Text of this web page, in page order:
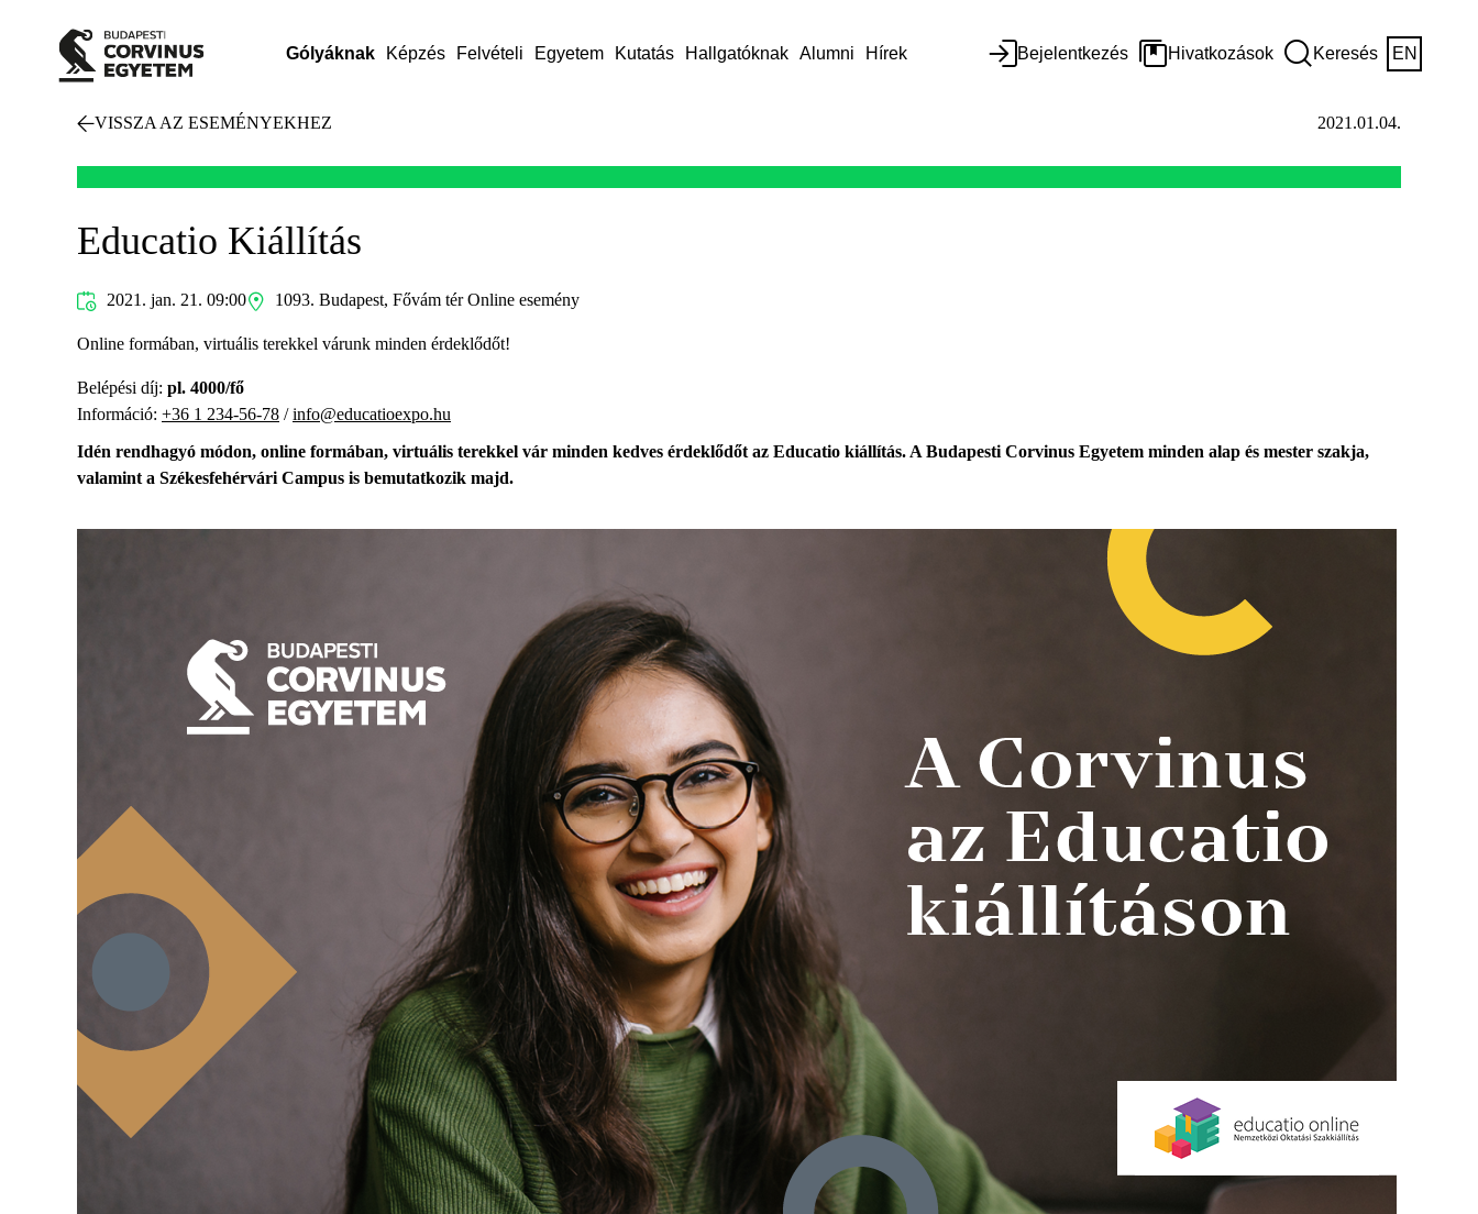
Gólyáknak Képzés Felvételi Egyetem Kutatás Hallgatóknak Alumni Hírek Bejelentkezés Hivatkozások Keresés EN
VISSZA AZ ESEMÉNYEKHEZ 2021.01.04.
Educatio Kiállítás
2021. jan. 21. 09:00 1093. Budapest, Fővám tér Online esemény
Online formában, virtuális terekkel várunk minden érdeklődőt!
Belépési díj: pl. 4000/fő
Információ: +36 1 234-56-78 /info@educatioexpo.hu
Idén rendhagyó módon, online formában, virtuális terekkel vár minden kedves érdeklődőt az Educatio kiállítás. A Budapesti Corvinus Egyetem minden alap és mester szakja,
valamint a Székesfehérvári Campus is bemutatkozik majd.